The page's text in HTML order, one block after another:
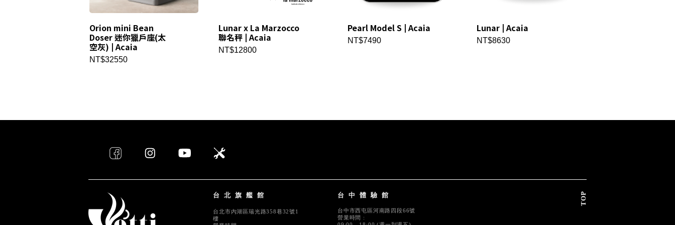
Orion mini Bean
Doser 迷你獵戶座(太
空灰) | Acaia
NT$32550
Lunar x La Marzocco
聯名秤 | Acaia
NT$12800
Pearl Model S | Acaia
NT$7490
Lunar | Acaia
NT$8630
台北旗艦館
台北市內湖區瑞光路358巷32號1
樓
台中體驗館
台中市西屯區河南路四段66號
營業時間 :
TOP